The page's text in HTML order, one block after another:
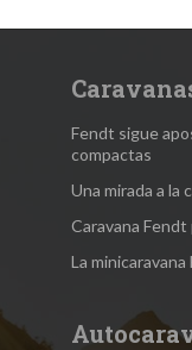
Fendt sigue
compactas
Una mirada a la
Caravana
La